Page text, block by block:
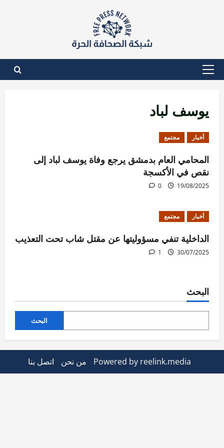
القائمة
يوسف لباد
أخبار مجتمع
المحامي العام بدمشق يرجع وفاة يوسف لباد إلى
نقص في الأكسجة
19/08/2025
0
أخبار مجتمع
الداخلية تنفي مسؤوليتها عن مقتل شاب تحت التعذيب
30/07/2025
1
البحث
البحث
Powered by reelink.media من نحن اتصل بنا